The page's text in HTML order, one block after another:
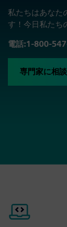
私たちはあなた
す！今日私たち
電話:1-800-
専門家に相